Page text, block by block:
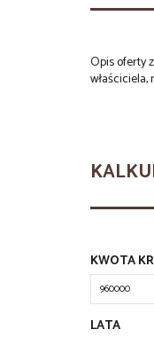
Opis oferty
KWOTA
LATA